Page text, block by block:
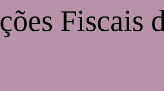
Fiscais